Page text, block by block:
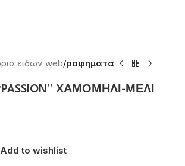
ειδων web ροφηματα
ΧΑΜΟΜΗΛΙ-ΜΕΛΙ
Add to wishlist